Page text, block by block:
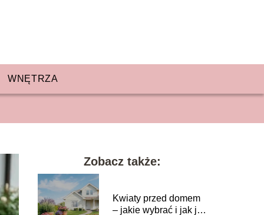
WNĘTRZA
Zobacz także:
Kwiaty przed domem
– jakie wybrać i jak je